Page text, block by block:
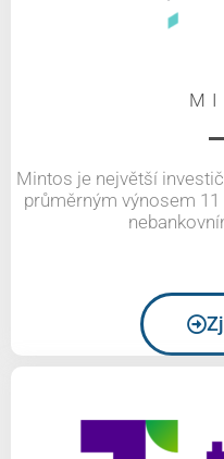
Mintos je největší
průměrným výnosem 11